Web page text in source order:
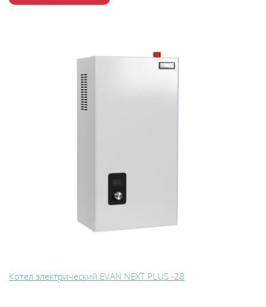
Котел электрический EVAN NEXT PLUS -28